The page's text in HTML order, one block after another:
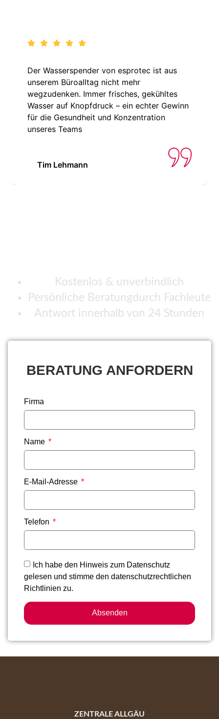
Der Wasserspender von esprotec ist aus
unserem Büroalltag nicht mehr
wegzudenken. Immer frisches, gekühltes
Wasser auf Knopfdruck – ein echter Gewinn
für die Gesundheit und Konzentration
unseres Teams
Tim Lehmann
Kostenlos & unverbindlich
Persönliche Beratungdurch Fachleute
Antwort innerhalb von 24 Stunden
BERATUNG ANFORDERN
Firma
Name
E-Mail-Adresse
Telefon
Ich habe den Hinweis zum Datenschutz
gelesen und stimme den datenschutzrechtlichen
Richtlinien zu.
Absenden
ZENTRALE ALLGÄU